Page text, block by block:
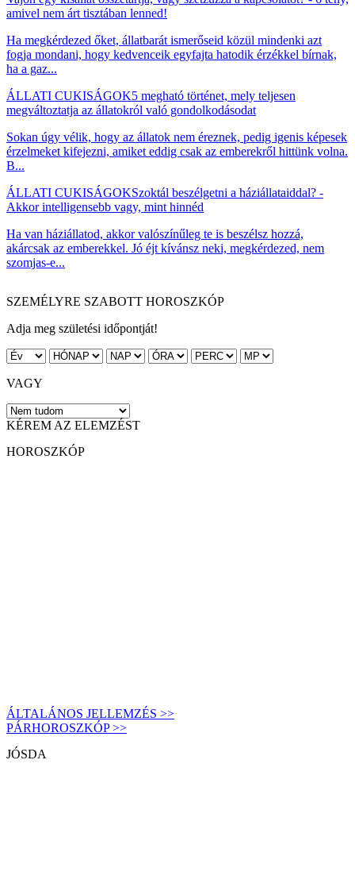
amivel nem árt tisztában lenned!
Ha megkérdezed őket, állatbarát ismerőseid közül mindenki azt
fogja mondani, hogy kedvenceik egyfajta hatodik érzékkel bírnak,
ha a gaz...
ÁLLATI CUKISÁGOK5 megható történet, mely teljesen
megváltoztatja az állatokról való gondolkodásodat
Sokan úgy vélik, hogy az állatok nem éreznek, pedig igenis képesek
érzelmeket kifejezni, amiket eddig csak az emberekről hittünk volna.
B...
ÁLLATI CUKISÁGOKSzoktál beszélgetni a háziállataiddal? -
Akkor intelligensebb vagy, mint hinnéd
Ha van háziállatod, akkor valószínűleg te is beszélsz hozzá,
akárcsak az emberekkel. Jó éjt kívánsz neki, megkérdezed, nem
szomjas-e...
SZEMÉLYRE SZABOTT HOROSZKÓP
Adja meg születési időpontját!
VAGY
KÉREM AZ ELEMZÉST
HOROSZKÓP
ÁLTALÁNOS JELLEMZÉS >>
PÁRHOROSZKÓP >>
JÓSDA